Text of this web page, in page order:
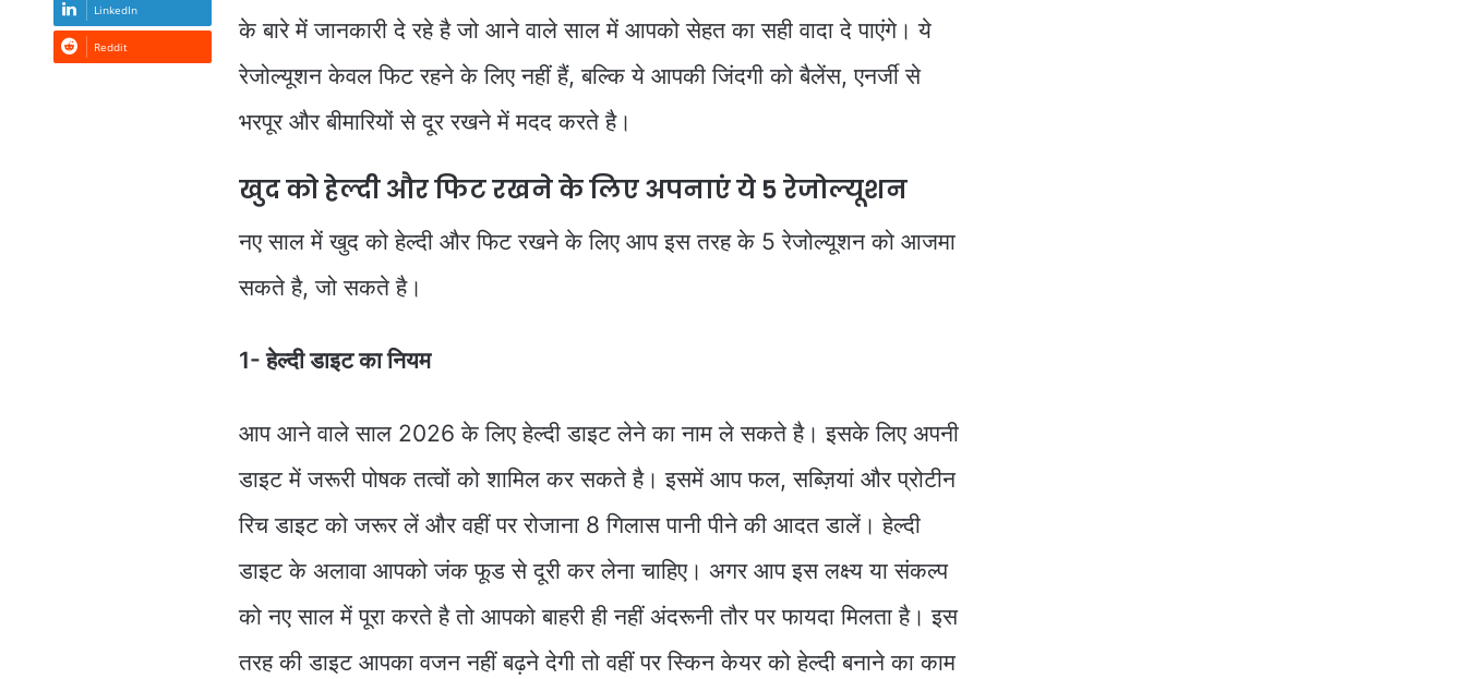
के बारे में जानकारी दे रहे है जो आने वाले साल में आपको सेहत का सही वादा दे पाएंगे। ये
रेजोल्यूशन केवल फिट रहने के लिए नहीं हैं, बल्कि ये आपकी जिंदगी को बैलेंस, एनर्जी से
भरपूर और बीमारियों से दूर रखने में मदद करते है।
खुद को हेल्दी और फिट रखने के लिए अपनाएं ये 5 रेजोल्यूशन
नए साल में खुद को हेल्दी और फिट रखने के लिए आप इस तरह के 5 रेजोल्यूशन को आजमा
सकते है, जो सकते है।
1- हेल्दी डाइट का नियम
आप आने वाले साल 2026 के लिए हेल्दी डाइट लेने का नाम ले सकते है। इसके लिए अपनी
डाइट में जरूरी पोषक तत्वों को शामिल कर सकते है। इसमें आप फल, सब्ज़ियां और प्रोटीन
रिच डाइट को जरूर लें और वहीं पर रोजाना 8 गिलास पानी पीने की आदत डालें। हेल्दी
डाइट के अलावा आपको जंक फूड से दूरी कर लेना चाहिए। अगर आप इस लक्ष्य या संकल्प
को नए साल में पूरा करते है तो आपको बाहरी ही नहीं अंदरूनी तौर पर फायदा मिलता है। इस
तरह की डाइट आपका वजन नहीं बढ़ने देगी तो वहीं पर स्किन केयर को हेल्दी बनाने का काम
LinkedIn
Reddit